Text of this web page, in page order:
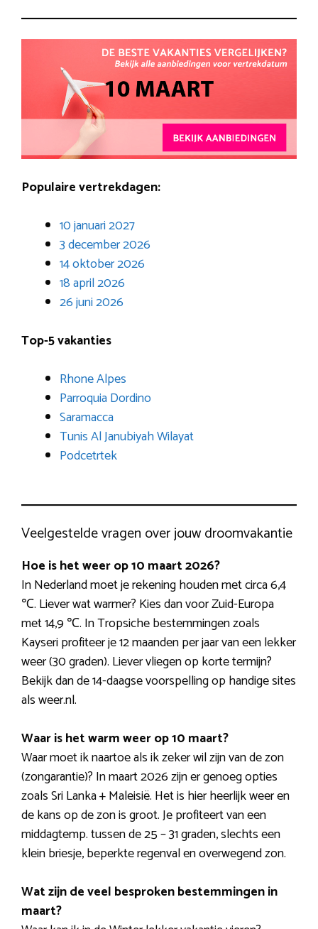
Populaire vertrekdagen:
10 januari 2027
3 december 2026
14 oktober 2026
18 april 2026
26 juni 2026
Top-5 vakanties
Rhone Alpes
Parroquia Dordino
Saramacca
Tunis Al Janubiyah Wilayat
Podcetrtek
Veelgestelde vragen over jouw droomvakantie
Hoe is het weer op 10 maart 2026?
In Nederland moet je rekening houden met circa 6,4
℃. Liever wat warmer? Kies dan voor Zuid-Europa
met 14,9 ℃. In Tropsiche bestemmingen zoals
Kayseri profiteer je 12 maanden per jaar van een lekker
weer (30 graden). Liever vliegen op korte termijn?
Bekijk dan de 14-daagse voorspelling op handige sites
als weer.nl.
Waar is het warm weer op 10 maart?
Waar moet ik naartoe als ik zeker wil zijn van de zon
(zongarantie)? In maart 2026 zijn er genoeg opties
zoals Sri Lanka + Maleisië. Het is hier heerlijk weer en
de kans op de zon is groot. Je profiteert van een
middagtemp. tussen de 25 – 31 graden, slechts een
klein briesje, beperkte regenval en overwegend zon.
Wat zijn de veel besproken bestemmingen in
maart?